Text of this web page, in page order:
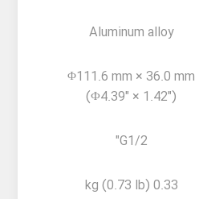
Aluminum alloy
Φ111.6 mm × 36.0 mm
(Ф4.39" × 1.42")
G1/2"
0.33 kg (0.73 lb)